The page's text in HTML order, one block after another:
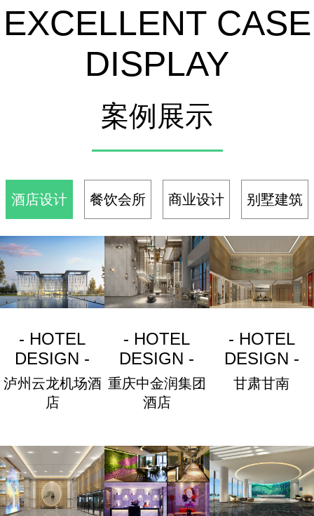
监控
份预算，
都花的掷
EXCELLENT CASE
DISPLAY
案例展示
酒店设计 餐饮会所 商业设计 别墅建筑
- HOTEL
DESIGN -
泸州云龙机场酒
店
- HOTEL
DESIGN -
重庆中金润集团
酒店
- HOTEL
DESIGN -
甘肃甘南